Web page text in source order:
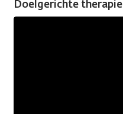
Doelgerichte therapie